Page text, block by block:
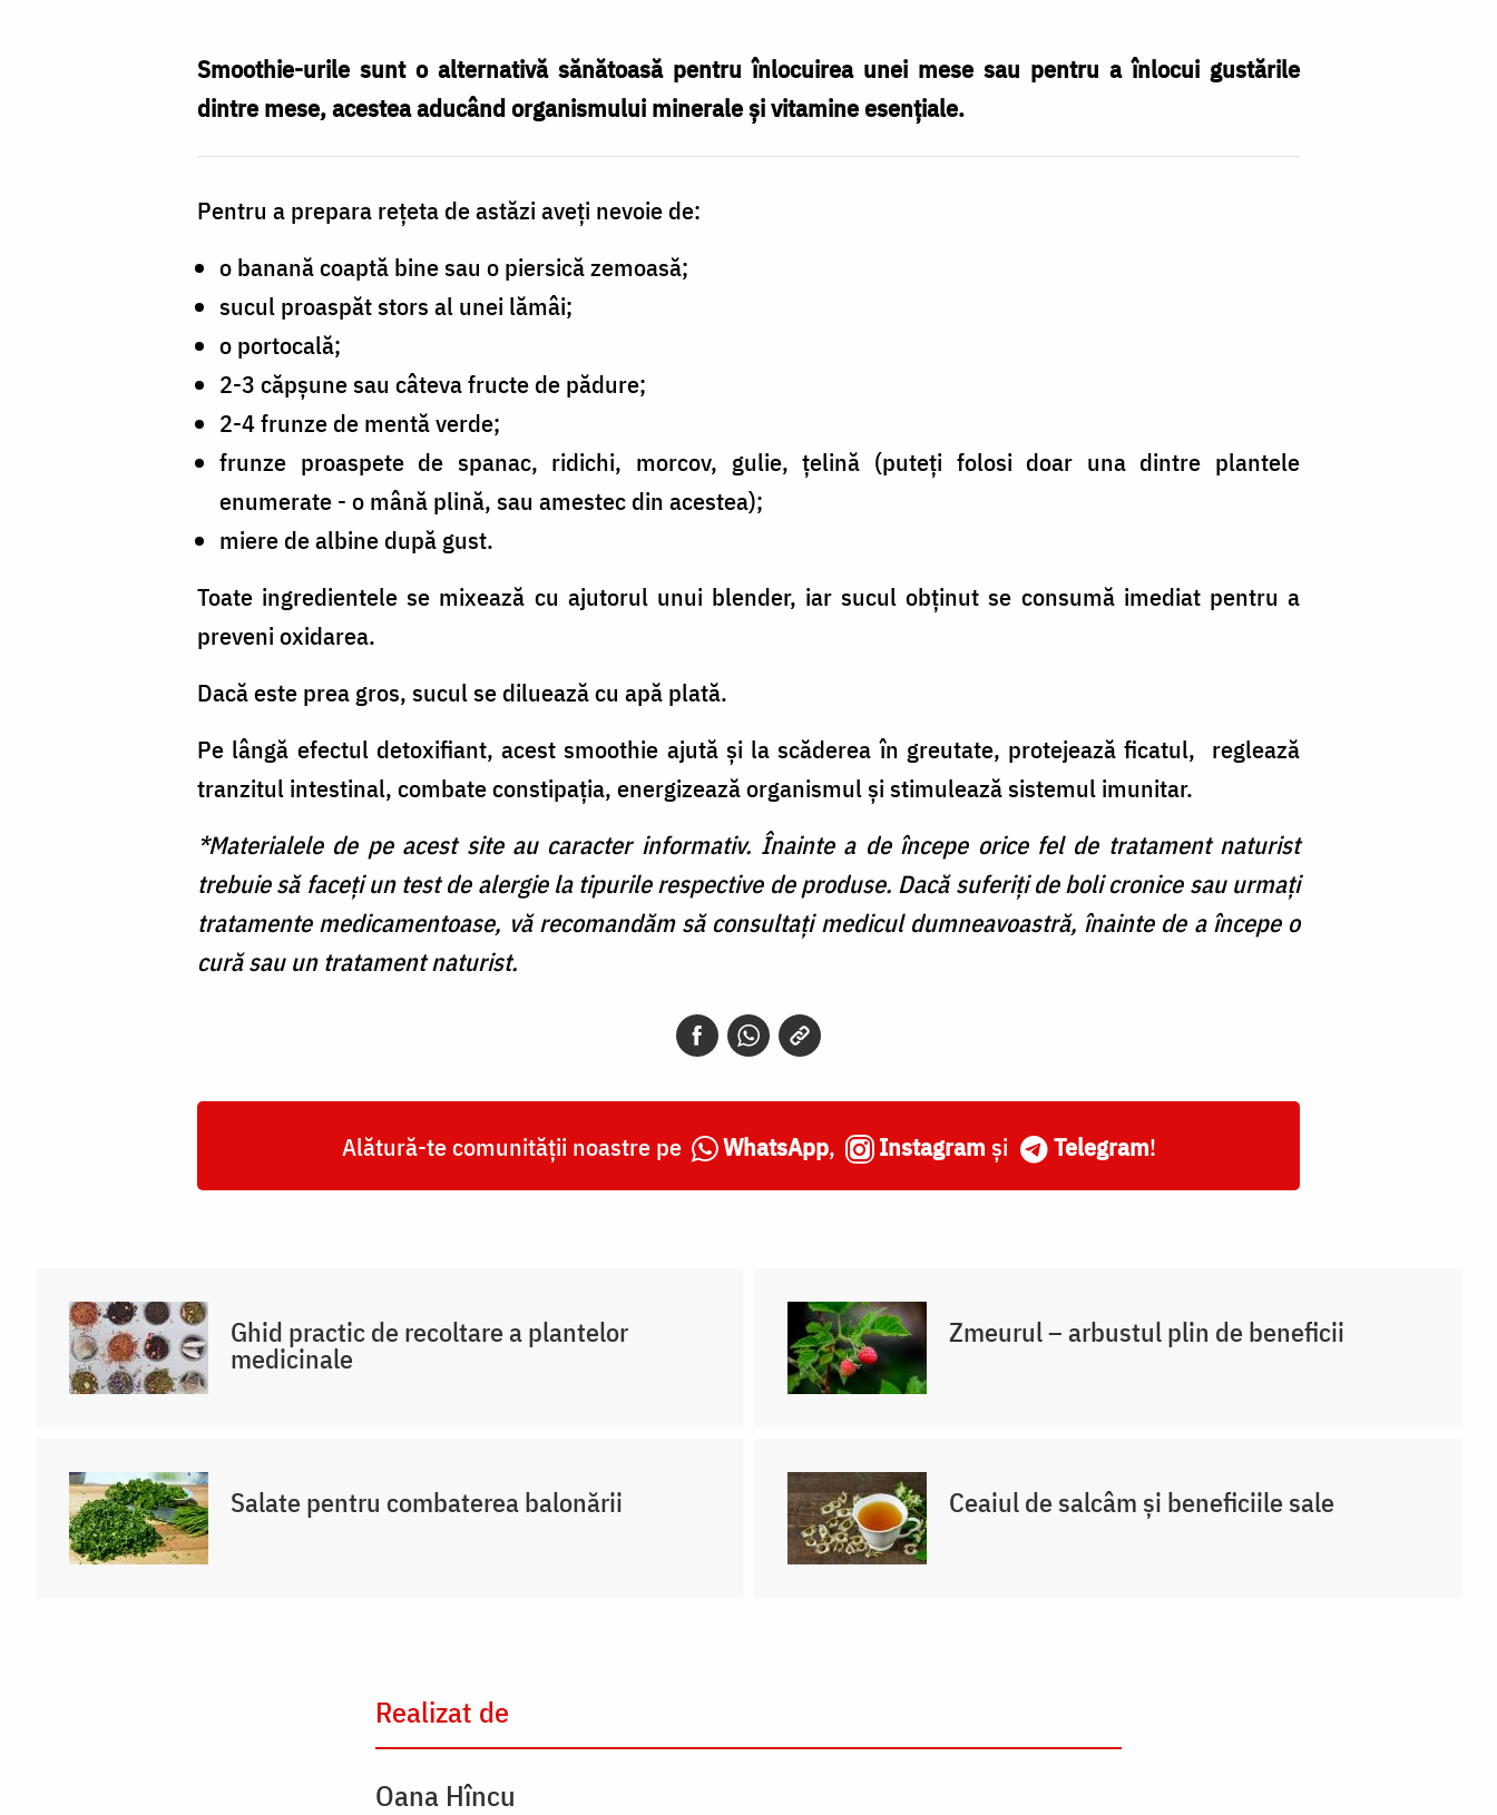
Smoothie-urile sunt o alternativă sănătoasă pentru înlocuirea unei mese sau pentru a înlocui gustările
dintre mese, acestea aducând organismului minerale și vitamine esențiale.
Pentru a prepara rețeta de astăzi aveți nevoie de:
o banană coaptă bine sau o piersică zemoasă;
sucul proaspăt stors al unei lămâi;
o portocală;
2-3 căpșune sau câteva fructe de pădure;
2-4 frunze de mentă verde;
frunze proaspete de spanac, ridichi, morcov, gulie, țelină (puteți folosi doar una dintre plantele
enumerate - o mână plină, sau amestec din acestea);
miere de albine după gust.
Toate ingredientele se mixează cu ajutorul unui blender, iar sucul obținut se consumă imediat pentru a
preveni oxidarea.
Dacă este prea gros, sucul se diluează cu apă plată.
Pe lângă efectul detoxifiant, acest smoothie ajută și la scăderea în greutate, protejează ficatul, reglează
tranzitul intestinal, combate constipația, energizează organismul și stimulează sistemul imunitar.
*Materialele de pe acest site au caracter informativ. Înainte a de începe orice fel de tratament naturist
trebuie să faceți un test de alergie la tipurile respective de produse. Dacă suferiți de boli cronice sau urmați
tratamente medicamentoase, vă recomandăm să consultați medicul dumneavoastră, înainte de a începe o
cură sau un tratament naturist.
Alătură-te comunității noastre pe WhatsApp, Instagram și Telegram!
Ghid practic de recoltare a plantelor
medicinale
Zmeurul – arbustul plin de beneficii
Salate pentru combaterea balonării Ceaiul de salcâm și beneficiile sale
Realizat de
Oana Hîncu